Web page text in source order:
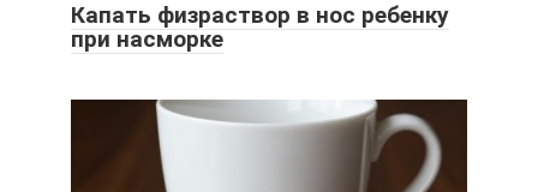
Капать физраствор в нос ребенку
при насморке